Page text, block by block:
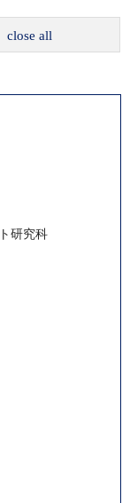
close all
研究科